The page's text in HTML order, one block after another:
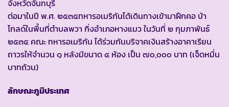
จังหวัดจันทบุรี
ต่อมาในปี พ.ศ. ๒๕๓๕ทหารอเมริกันได้เดินทางเข้ามาฝึกคอ บ้า
โกลด์ในพื้นที่ตำบลพวา กิ่งอำเภอหางแมว ในวันที่ ๒ กุมภาพันธ์
๒๕๓๕ คณะ ทหารอเมริกัน ได้ร่วมกันบริจาคเงินสร้างอาคาเรียน
ถาวรให้จำนวน ๑ หลังมีขนาด ๔ ห้อง เป็น ๗๐,๐๐๐ บาท (เจ็ดหมื่น
บาทถ้วน)
ลักษณะภูมิประเทศ